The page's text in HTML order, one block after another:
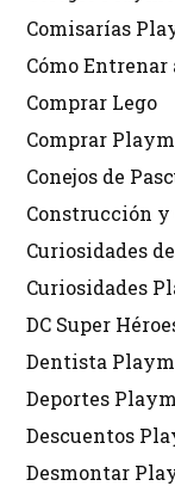
Comisarías
Cómo
Comprar Lego
Comprar
Conejos de
Construcción
Curiosidades
Curiosidades
DC Super
Dentista
Deportes
Descuentos
Desmontar